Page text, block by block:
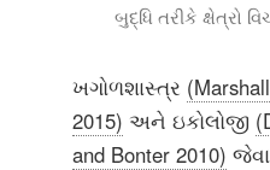
બુદ્ધિ તરીકે ક્ષેત્રો
ખગોળશાસ્ત્ર
2015) અને ઇકોલોજી
and Bonter 2010)